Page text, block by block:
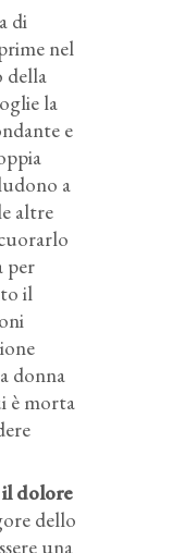
di
nel
della
la
e
a
altre
per
il
donna
è morta
dolore
dello
una